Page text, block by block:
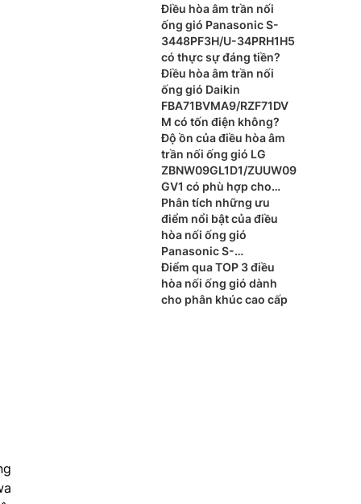
Điều hòa âm trần nối
ống gió Panasonic S-
3448PF3H/U-34PRH1H5
có thực sự đáng tiền?
Điều hòa âm trần nối
ống gió Daikin
FBA71BVMA9/RZF71DV
M có tốn điện không?
Độ ồn của điều hòa âm
trần nối ống gió LG
ZBNW09GL1D1/ZUUW09
GV1 có phù hợp cho
phòng ngủ?
Phân tích những ưu
điểm nổi bật của điều
hòa nối ống gió
Panasonic S-
3448PF3H/U-48PR1H8
Điểm qua TOP 3 điều
hòa nối ống gió dành
cho phân khúc cao cấp